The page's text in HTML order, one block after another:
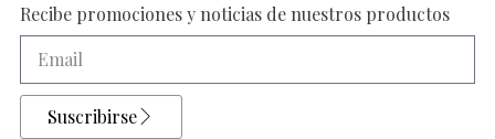
Recibe promociones y noticias de nuestros productos
Suscribirse